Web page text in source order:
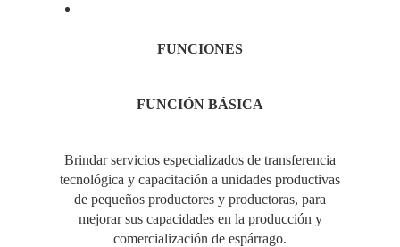
FUNCIONES
FUNCIÓN BÁSICA
Brindar servicios especializados de transferencia
tecnológica y capacitación a unidades productivas
de pequeños productores y productoras, para
mejorar sus capacidades en la producción y
comercialización de espárrago.